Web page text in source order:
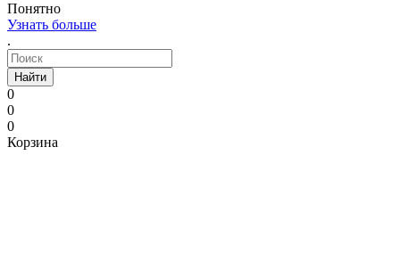
Понятно
Узнать больше
.
Найти
0
0
0
Корзина